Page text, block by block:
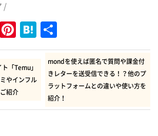
/
LinePinterest
Hatena
有
「Temu」
やインフル
紹介
mondを使えば匿名で質問や課金付
きレターを送受信できる！？他のプ
ラットフォームとの違いや使い方を
紹介！